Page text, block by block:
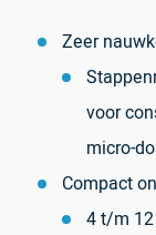
Zeer
voor
micro-
Compact
4 t/m